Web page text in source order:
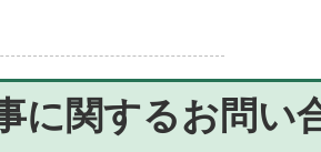
に関するお問い